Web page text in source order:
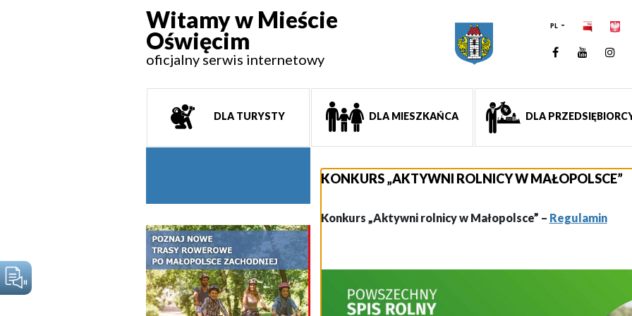
Witamy w Mieście
Oświęcim
oficjalny serwis internetowy
PL
Facebook
DLA TURYSTY DLA MIESZKAŃCA DLA
KONKURS „AKTYWNI ROLNICY W MAŁOPOLSCE”
Konkurs „Aktywni rolnicy w Małopolsce” – Regulamin